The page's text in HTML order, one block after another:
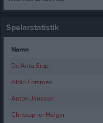
Spelarstatistik
Namn
De'Anta Sipp
Albin Forsman
Anton Jansson
Christopher Helgar